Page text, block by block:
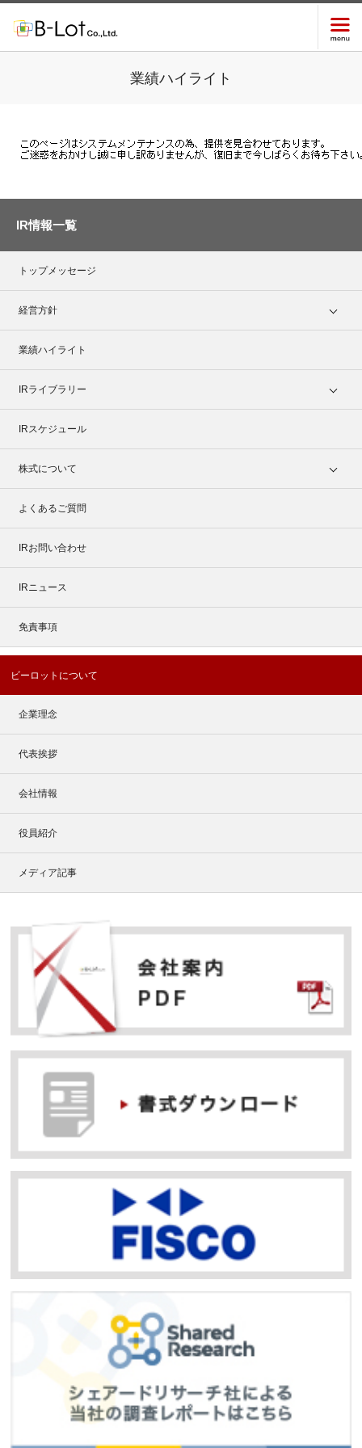
業績ハイライト
IR情報一覧
トップメッセージ
経営方針
業績ハイライト
IRライブラリー
IRスケジュール
株式について
よくあるご質問
IRお問い合わせ
IRニュース
免責事項
ビーロットについて
企業理念
代表挨拶
会社情報
役員紹介
メディア記事